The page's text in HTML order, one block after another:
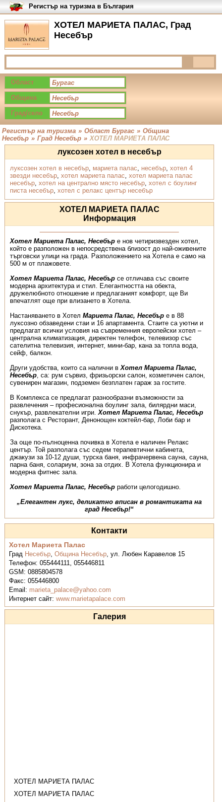
ХОТЕЛ МАРИЕТА ПАЛАС, Град
Несебър
Регистър на туризма в България
Област
Община
Град/село
Регистър на туризма » Област Бургас » Община
Несебър » Град Несебър » ХОТЕЛ МАРИЕТА ПАЛАС
луксозен хотел в несебър
луксозен хотел в несебър, мариета палас, несебър, хотел 4
звезди несебър, хотел мариета палас, хотел мариета палас
несебър, хотел на централно място несебър, хотел с боулинг
писта несебър, хотел с релакс център несебър
ХОТЕЛ МАРИЕТА ПАЛАС
Информация
Хотел Мариета Палас, Несебъре нов четиризвезден хотел,
който е разположен в непосредствена близост до най-оживените
търговски улици на града. Разположението на Хотела е само на
500 м от плажовете.
Хотел Мариета Палас, Несебърсе отличава със своите
модерна архитектура и стил. Елегантността на обекта,
дружелюбното отношение и предлаганият комфорт, ще Ви
впечатлят още при влизането в Хотела.
Настаняването в Хотел Мариета Палас, Несебъре в 88
луксозно обзаведени стаи и 16 апартамента. Стаите са уютни и
предлагат всички условия на съвременния европейски хотел –
централна климатизация, директен телефон, телевизор със
сателитна телевизия, интернет, мини-бар, кана за топла вода,
сейф, балкон.
Други удобства, които са налични вХотел Мариета Палас,
Несебър, са: рум сървиз, фризьорски салон, козметичен салон,
сувенирен магазин, подземен безплатен гараж за гостите.
В Комплекса се предлагат разнообразни възможности за
развлечения – професионална боулинг зала, билярдни маси,
снукър, развлекателни игри.Хотел Мариета Палас, Несебър
разполага с Ресторант, Денонощен коктейл-бар, Лоби бар и
Дискотека.
За още по-пълноценна почивка в Хотела е наличен Релакс
център. Той разполага със седем терапевтични кабинета,
джакузи за 10-12 души, турска баня, инфрачервена сауна, сауна,
парна баня, солариум, зона за отдих. В Хотела функционира и
модерна фитнес зала.
Хотел Мариета Палас, Несебърработи целогодишно.
„Елегантен лукс, деликатно вписан в романтиката на
град Несебър!“
Контакти
Хотел Мариета Палас
Град Несебър,Община Несебър,ул. Любен Каравелов 15
Телефон:055444111, 055446811
GSM:0885804578
Факс:055446800
Email: marieta_palace@yahoo.com
Интернет сайт:www.marietapalace.com
Галерия
ХОТЕЛ МАРИЕТА ПАЛАС
ХОТЕЛ МАРИЕТА ПАЛАС